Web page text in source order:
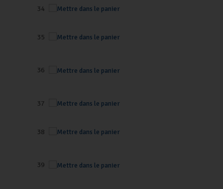
34
35
36
37
38
39